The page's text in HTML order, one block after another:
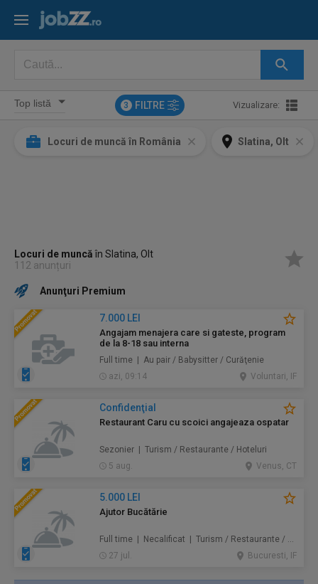
3 FILTRE Vizualizare:
Locuri de muncă în România Slatina, Olt
Locuri de muncăîn Slatina, Olt
112 anunțuri
Anunţuri Premium
7.000 LEI
Angajam menajera care si gateste, program
de la 8-18 sau interna
Full time | Au pair / Babysitter / Curăţenie
azi, 09:14
Voluntari, IF
Confidenţial
Restaurant Caru cu scoici angajeaza ospatar
Sezonier | Turism / Restaurante / Hoteluri
5 aug.
Venus, CT
5.000 LEI
Ajutor Bucătărie
Full time | Necalificat | Turism / Restaurante / Hoteluri
27 jul.
Bucuresti, IF